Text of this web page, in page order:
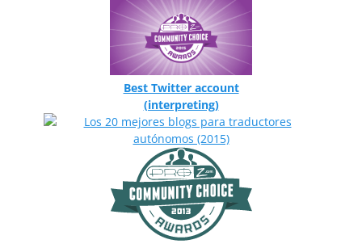
Best Twitter account
(interpreting)